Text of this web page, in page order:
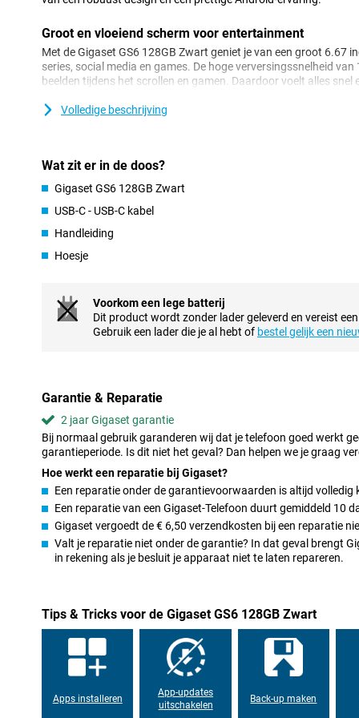
Groot en vloeiend scherm voor entertainment
Met de Gigaset GS6 128GB Zwart geniet je van een groot 6.67
series, social media en games. De hoge verversingssnelheid
beelden tijdens het scrollen en gamen. Daardoor voelt alles snel
natte vingers en met handschoenen bediend worden. Handig als
De MediaTek Dimensity 7300-processor zorgt ervoor dat
werkgeheugen gaat wisselen tussen programma’s zonder
aan opslagruimte. Mocht dit nog niet genoeg zijn, breid je het
tegelijk gebruikt.
momenten vast. Met de 64MP-hoofdcamera maak je scherpe
kleuren. De 8MP-ultragroothoeklens gebruik je voor foto's vanuit
macrolens leg je kleine details vast. Met de 32MP-selfiecamera
Een smartphone moet je kunnen vertrouwen. De Gigaset GS6
5300mAh-batterij die moeiteloos een lange dag meegaat. Je kijkt
gebruikt navigatie zonder constant naar een oplader te zoeken.
laad je de Gigaset GS6 128GB Zwart snel weer op dankzij de
laden is mogelijk met 15W. Zo ben je snel weer bereikbaar en
Robuust en duurzaam toestel
De Gigaset GS6 128GB Zwart heeft een robuust ontwerp.
beschermd tegen stof en water. Geen probleem dus als je hem
vallen! Verder is deze Gigaset smartphone ontworpen met
wordt in Duitsland geproduceerd met 100% groene stroom. De
niet je hele toestel hoeft weg te gooien als de batterij stukgaat.
Goede en stabiele communicatie
razendsnel al je gegevens en bestanden. Met Bluetooth 5.4 heb
verbinding. NFC zorgt ervoor dat je contactloos betaalt in de
schakel je heel gemakkelijk tussen verschillende mobiele
Volledige beschrijving
Wat zit er in de doos?
Gigaset GS6 128GB Zwart
USB-C - USB-C kabel
Handleiding
Hoesje
Voorkom een lege batterij
Dit product wordt zonder lader geleverd en vereist
Gebruik een lader die je al hebt of bestel gelijk een
Garantie & Reparatie
2 jaar Gigaset garantie
Bij normaal gebruik garanderen wij dat je telefoon goed werkt
garantieperiode. Is dit niet het geval? Dan helpen we je graag
Hoe werkt een reparatie bij Gigaset?
Een reparatie onder de garantievoorwaarden is altijd volledig
Een reparatie van een Gigaset-Telefoon duurt gemiddeld 10
Gigaset vergoedt de € 6,50 verzendkosten bij een reparatie
Valt je reparatie niet onder de garantie? In dat geval brengt
in rekening als je besluit je apparaat niet te laten repareren.
Tips & Tricks voor de Gigaset GS6 128GB Zwart
Apps installeren
App-updates
uitschakelen
Back-up maken